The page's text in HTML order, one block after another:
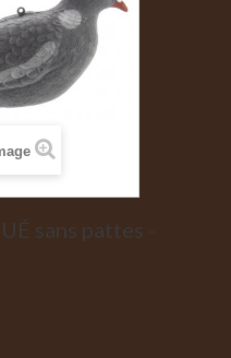
sans pattes -